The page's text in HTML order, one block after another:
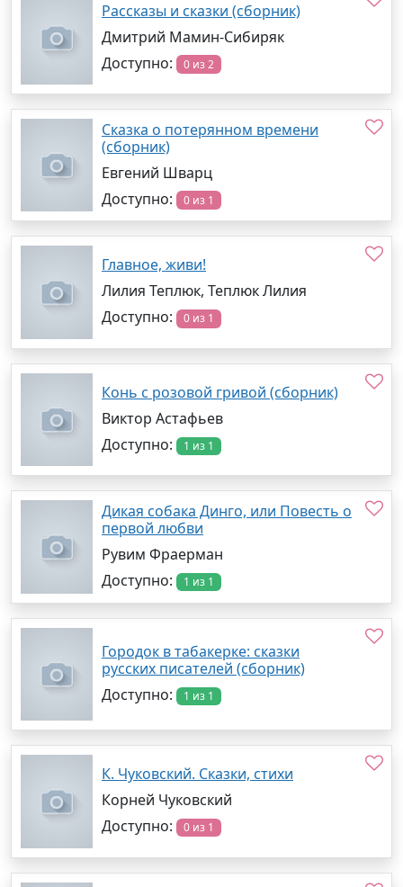
Рассказы и сказки (сборник)
Дмитрий Мамин-Сибиряк
Доступно:
0 из 2
Сказка о потерянном времени
(сборник)
Евгений Шварц
Доступно:
0 из 1
Главное, живи!
Лилия Теплюк, Теплюк Лилия
Доступно:
0 из 1
Конь с розовой гривой (сборник)
Виктор Астафьев
Доступно:
1 из 1
Дикая собака Динго, или Повесть о
первой любви
Рувим Фраерман
Доступно:
1 из 1
Городок в табакерке: сказки
русских писателей (сборник)
Доступно:
1 из 1
К. Чуковский. Сказки, стихи
Корней Чуковский
Доступно:
0 из 1